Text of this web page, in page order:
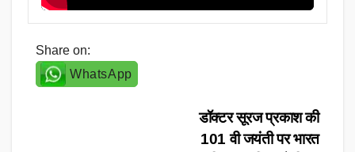
Share on:
WhatsApp
डॉक्टर सूरज प्रकाश की
101 वी जयंती पर भारत